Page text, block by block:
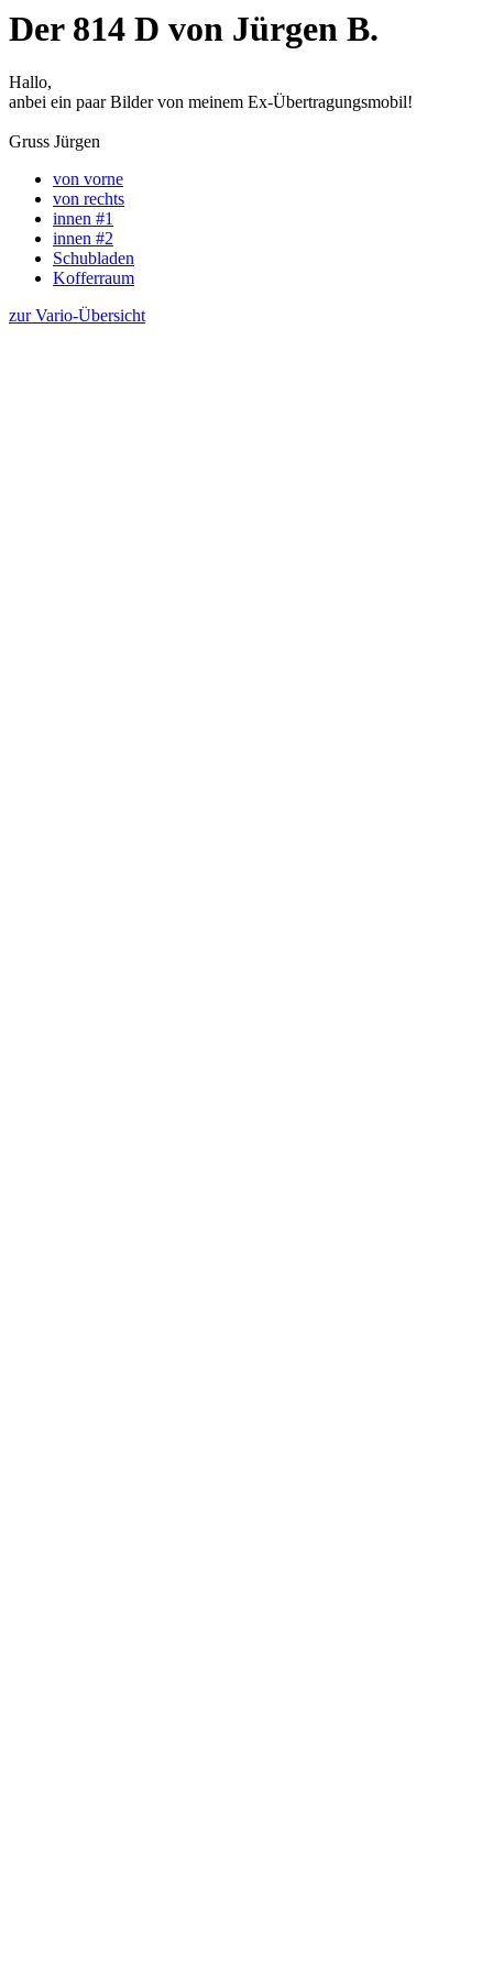
Der 814 D von Jürgen B.
Hallo,
anbei ein paar Bilder von meinem Ex-Übertragungsmobil!
Gruss Jürgen
von vorne
von rechts
innen #1
innen #2
Schubladen
Kofferraum
zur Vario-Übersicht